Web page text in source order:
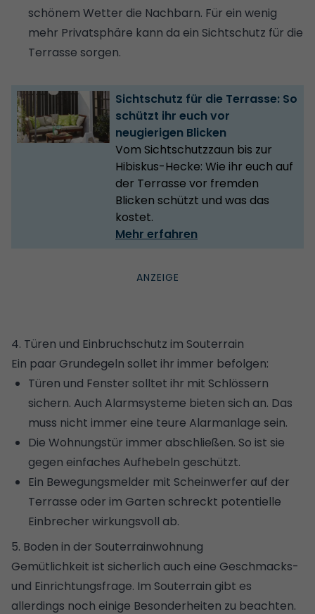
schönem Wetter die Nachbarn. Für ein wenig
mehr Privatsphäre kann da ein Sichtschutz für die
Terrasse sorgen.
Sichtschutz für die Terrasse: So
schützt ihr euch vor
neugierigen Blicken
Vom Sichtschutzzaun bis zur
Hibiskus-Hecke: Wie ihr euch auf
der Terrasse vor fremden
Blicken schützt und was das
kostet.
Mehr erfahren
4. Türen und Einbruchschutz im Souterrain
Ein paar Grundegeln sollet ihr immer befolgen:
Türen und Fenster solltet ihr mit Schlössern
sichern. Auch Alarmsysteme bieten sich an. Das
muss nicht immer eine teure Alarmanlage sein.
Die Wohnungstür immer abschließen. So ist sie
gegen einfaches Aufhebeln geschützt.
Ein Bewegungsmelder mit Scheinwerfer auf der
Terrasse oder im Garten schreckt potentielle
Einbrecher wirkungsvoll ab.
5. Boden in der Souterrainwohnung
Gemütlichkeit ist sicherlich auch eine Geschmacks-
und Einrichtungsfrage. Im Souterrain gibt es
allerdings noch einige Besonderheiten zu beachten.